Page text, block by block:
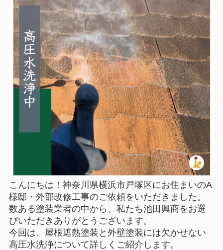
こんにちは！神奈川県横浜市戸塚区にお住まいのA
様邸・外部改修工事のご依頼をいただきました。
数ある塗装業者の中から、私たち池田興商をお選
びいただきありがとうございます。
今回は、屋根遮熱塗装と外壁塗装には欠かせない
高圧水洗浄について詳しくご紹介します。